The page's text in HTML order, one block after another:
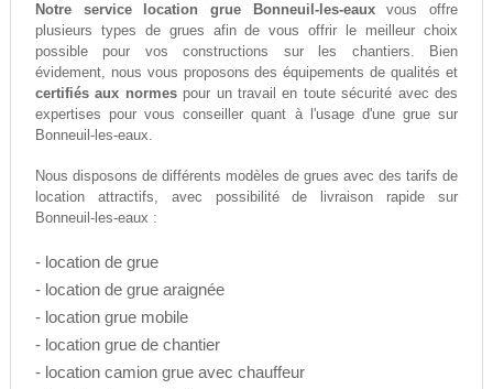
Notre service location grue Bonneuil-les-eauxvous offre
plusieurs types de grues afin de vous offrir le meilleur choix
possible pour vos constructions sur les chantiers. Bien
évidement, nous vous proposons des équipements de qualités et
certifiés aux normespour un travail en toute sécurité avec des
expertises pour vous conseiller quant à l'usage d'une grue sur
Bonneuil-les-eaux.
Nous disposons de différents modèles de grues avec des tarifs de
location attractifs, avec possibilité de livraison rapide sur
Bonneuil-les-eaux :
- location de grue
- location de grue araignée
- location grue mobile
- location grue de chantier
- location camion grue avec chauffeur